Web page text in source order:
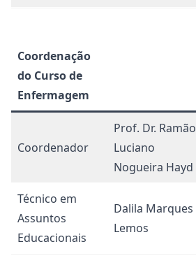
Coordenação
do Curso de
Enfermagem
Coordenador
Prof. Dr. Ramão
Luciano
Nogueira Hayd
Técnico em
Assuntos
Educacionais
Dalila Marques
Lemos